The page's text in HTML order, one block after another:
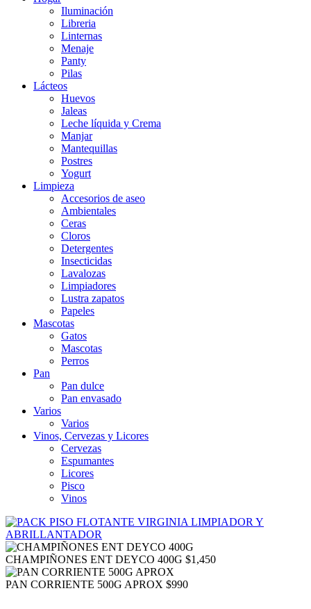
Iluminación
Libreria
Linternas
Menaje
Panty
Pilas
Lácteos
Huevos
Jaleas
Leche líquida y Crema
Manjar
Mantequillas
Postres
Yogurt
Limpieza
Accesorios de aseo
Ambientales
Ceras
Cloros
Detergentes
Insecticidas
Lavalozas
Limpiadores
Lustra zapatos
Papeles
Mascotas
Gatos
Mascotas
Perros
Pan
Pan dulce
Pan envasado
Varios
Varios
Vinos, Cervezas y Licores
Cervezas
Espumantes
Licores
Pisco
Vinos
CHAMPIÑONES ENT DEYCO 400G $1,450
PAN CORRIENTE 500G APROX $990